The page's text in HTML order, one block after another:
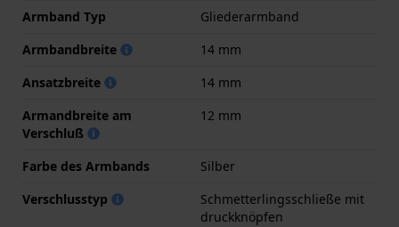
Armband Typ
Gliederarmband
Armbandbreite
14 mm
Ansatzbreite
14 mm
Armandbreite am
Verschluß
12 mm
Farbe des Armbands
Silber
Verschlusstyp
Schmetterlingsschließe mit
druckknöpfen